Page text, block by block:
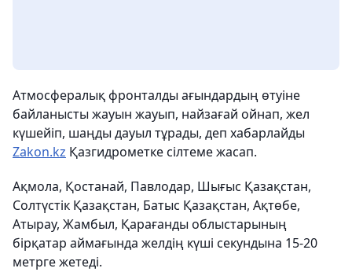
Атмосфералық фронталды ағындардың өтуіне
байланысты жауын жауып, найзағай ойнап, жел
күшейіп, шаңды дауыл тұрады, деп хабарлайды
Zakon.kz Қазгидрометке сілтеме жасап.
Ақмола, Қостанай, Павлодар, Шығыс Қазақстан,
Солтүстік Қазақстан, Батыс Қазақстан, Ақтөбе,
Атырау, Жамбыл, Қарағанды облыстарының
бірқатар аймағында желдің күші секундына 15-20
метрге жетеді.